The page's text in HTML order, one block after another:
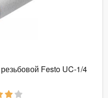
Festo UC-1/4